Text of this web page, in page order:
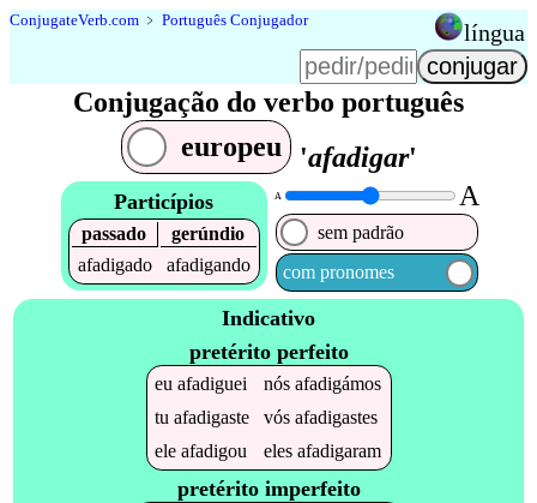
ConjugateVerb.com ﹥ Português Conjugador língua
Conjugação do verbo português
europeu
'afadigar'
Particípios
passado
gerúndio
afadigado
afadigando
A A
sem padrão
com pronomes
Indicativo
pretérito perfeito
euafadiguei nósafadigámos
tuafadigaste vósafadigastes
eleafadigou elesafadigaram
pretérito imperfeito